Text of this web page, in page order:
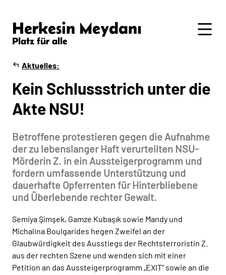
Herkesin Meydanı
Platz für alle
Aktuelles
Kein Schlussstrich unter die
Akte NSU!
Betroffene protestieren gegen die Aufnahme
der zu lebenslanger Haft verurteilten NSU-
Mörderin Z. in ein Aussteigerprogramm und
fordern umfassende Unterstützung und
dauerhafte Opferrenten für Hinterbliebene
und Überlebende rechter Gewalt.
Semiya Şimşek, Gamze Kubaşık sowie Mandy und
Michalina Boulgarides hegen Zweifel an der
Glaubwürdigkeit des Ausstiegs der Rechtsterroristin Z.
aus der rechten Szene und wenden sich mit einer
Petition an das Aussteigerprogramm „EXIT“ sowie an die